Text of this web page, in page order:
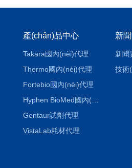
產(chǎn)品中心
Takara國內(nèi)代理
Thermo國內(nèi)代理
Fortebio國內(nèi)代理
Hyphen BioMed國內(nèi)代理
Gentaur試劑代理
VistaLab耗材代理
新
新聞
技術